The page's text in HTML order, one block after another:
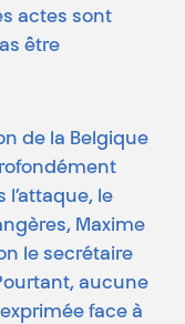
actes sont
être
de la Belgique
l’attaque, le
Maxime
le secrétaire
aucune
face à